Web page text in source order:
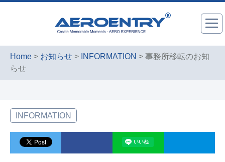
Home > お知らせ > INFORMATION > 事務所移転のお知
らせ
INFORMATION